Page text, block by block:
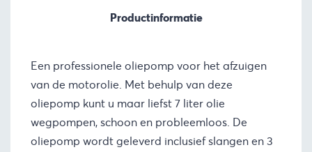
Productinformatie
Een professionele oliepomp voor het afzuigen
van de motorolie. Met behulp van deze
oliepomp kunt u maar liefst 7 liter olie
wegpompen, schoon en probleemloos. De
oliepomp wordt geleverd inclusief slangen en 3